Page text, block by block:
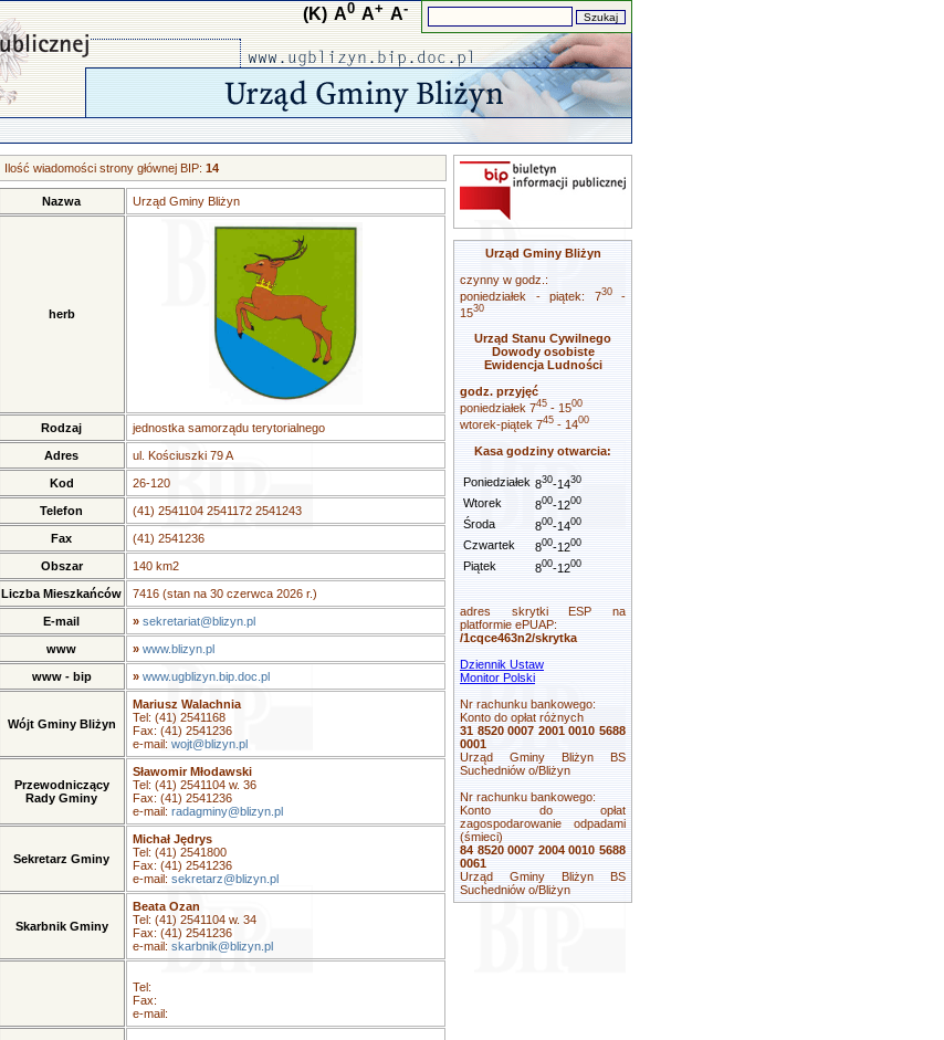
(K) A0 A+ A-
Ilość wiadomości strony głównej BIP: 14
Nazwa Urząd Gminy Bliżyn
herb
Rodzaj jednostka samorządu terytorialnego
Adres ul. Kościuszki 79 A
Kod 26-120
Telefon (41) 2541104 2541172 2541243
Fax (41) 2541236
Obszar 140 km2
Liczba Mieszkańców 7416 (stan na 30 czerwca 2026 r.)
E-mail » sekretariat@blizyn.pl
www » www.blizyn.pl
www - bip » www.ugblizyn.bip.doc.pl
Wójt Gminy Bliżyn
Mariusz Walachnia
Tel: (41) 2541168
Fax: (41) 2541236
e-mail: wojt@blizyn.pl
Przewodniczący
Rady Gminy
Sławomir Młodawski
Tel: (41) 2541104 w. 36
Fax: (41) 2541236
e-mail: radagminy@blizyn.pl
Sekretarz Gminy
Michał Jędrys
Tel: (41) 2541800
Fax: (41) 2541236
e-mail: sekretarz@blizyn.pl
Skarbnik Gminy
Beata Ozan
Tel: (41) 2541104 w. 34
Fax: (41) 2541236
e-mail: skarbnik@blizyn.pl
Tel:
Fax:
e-mail:
Urząd Gminy Bliżyn
czynny w godz.:
poniedziałek - piątek: 730-
1530
Urząd Stanu Cywilnego
Dowody osobiste
Ewidencja Ludności
godz. przyjęć
poniedziałek 745 - 1500
wtorek-piątek 745 - 1400
Kasa godziny otwarcia:
Poniedziałek 830-1430
Wtorek 800-1200
Środa 800-1400
Czwartek 800-1200
Piątek 800-1200
adres skrytki ESP na
platformie ePUAP:
/1cqce463n2/skrytka
Dziennik Ustaw
Monitor Polski
Nr rachunku bankowego:
Konto do opłat różnych
31 8520 0007 2001 0010 5688
0001
Urząd Gminy Bliżyn BS
Suchedniów o/Bliżyn
Nr rachunku bankowego:
Konto do opłat
zagospodarowanie odpadami
(śmieci)
84 8520 0007 2004 0010 5688
0061
Urząd Gminy Bliżyn BS
Suchedniów o/Bliżyn